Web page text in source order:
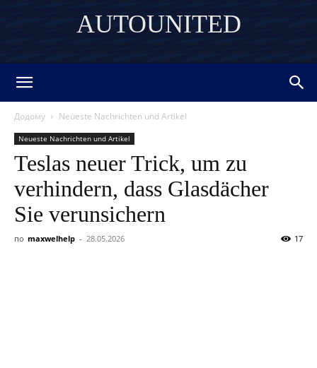
AUTOUNITED
Додому Neueste Nachrichten und Artikel
Neueste Nachrichten und Artikel
Teslas neuer Trick, um zu
verhindern, dass Glasdächer
Sie verunsichern
по maxwelhelp - 28.05.2026 17